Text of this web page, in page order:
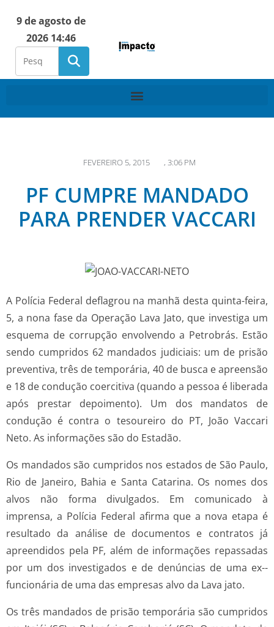
9 de agosto de
2026 14:46
FEVEREIRO 5, 2015 , 3:06 PM
PF CUMPRE MANDADO
PARA PRENDER VACCARI
A Polícia Federal deflagrou na manhã desta quinta­-feira,
5, a nona fase da Operação Lava Jato, que investiga um
esquema de corrupção envolvendo a Petrobrás. Estão
sendo cumpridos 62 mandados judiciais: um de prisão
preventiva, três de temporária, 40 de busca e apreensão
e 18 de condução coercitiva (quando a pessoa é liberada
após prestar depoimento). Um dos mandatos de
condução é contra o tesoureiro do PT, João Vaccari
Neto. As informações são do Estadão.
Os mandados são cumpridos nos estados de São Paulo,
Rio de Janeiro, Bahia e Santa Catarina. Os nomes dos
alvos não forma divulgados. Em comunicado à
imprensa, a Polícia Federal afirma que a nova etapa é
resultado da análise de documentos e contratos já
apreendidos pela PF, além de informações repassadas
por um dos investigados e de denúncias de uma ex-­
funcionária de uma das empresas alvo da Lava jato.
Os três mandados de prisão temporária são cumpridos